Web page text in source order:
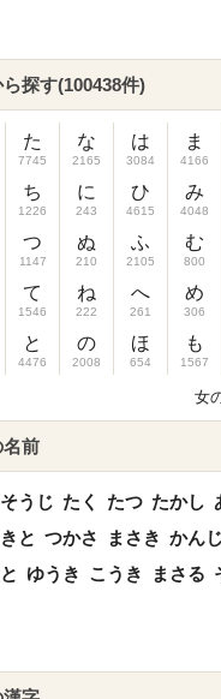
探す(100438件)
た
7745
ち
1226
つ
1147
て
1546
と
4476
な
2165
に
243
ぬ
210
ね
222
の
2008
は
3084
ひ
4615
ふ
2105
へ
261
ほ
654
ま
4166
み
4048
む
800
め
306
も
1567
女
前
そうじ たく たつ たかし
と つかさ まさき かんじ
ゆうき こうき まさる